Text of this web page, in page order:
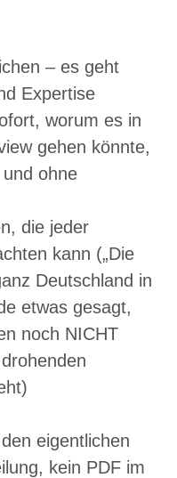
– es geht
Expertise
worum es in
gehen könnte,
ohne
die jeder
kann („Die
Deutschland in
etwas gesagt,
noch NICHT
eigentlichen
kein PDF im